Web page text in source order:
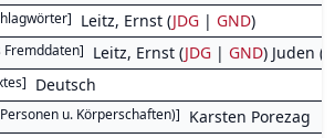
] Leitz, Ernst (JDG | GND)
Fremddaten] Leitz, Ernst (JDG | GND) Juden (
] Deutsch
u. Körperschaften)] Karsten Porezag